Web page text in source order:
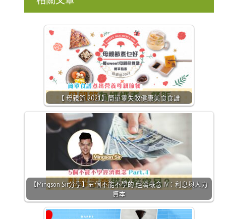
【 母親節 2021】簡單零失敗健康美食食譜
【Mingson Sir分享】五個不能不學的 經濟概念 IV：利息與人力
資本